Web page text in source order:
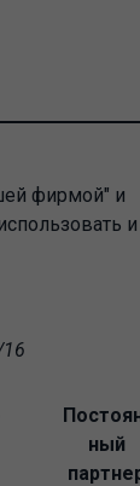
фирмой" и
и
ный